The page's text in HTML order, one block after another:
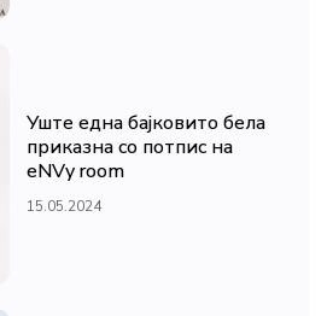
Уште една бајковито бела
приказна со потпис на
eNVy room
15.05.2024